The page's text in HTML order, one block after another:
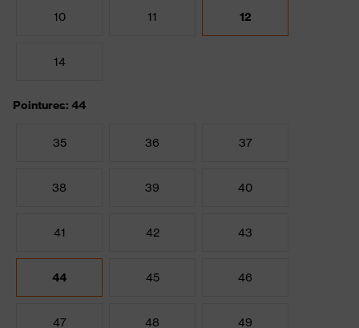
10 11 12
14
Pointures: 44
35 36 37
38 39 40
41 42 43
44 45 46
47 48 49